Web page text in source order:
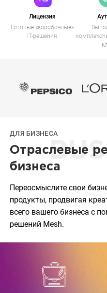
Лицензия
Готовые «коробочные»
IT-решения
ДЛЯ БИЗНЕСА
Отраслевые
бизнеса
Переосмыслите свои
продукты, продвигая
всего вашего бизнеса с
решений Mesh.